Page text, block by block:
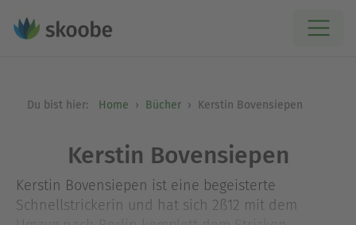
Du bist hier: Home Bücher Kerstin Bovensiepen
Kerstin Bovensiepen
Kerstin Bovensiepen ist eine begeisterte
Schnellstrickerin und hat sich 2ß12 mit dem